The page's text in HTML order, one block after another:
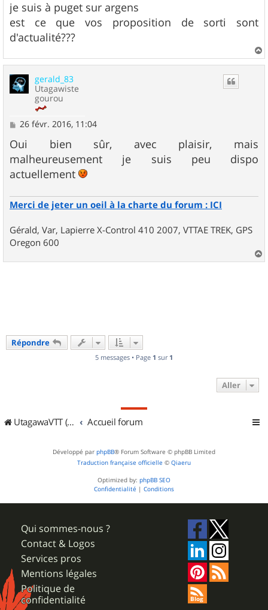
a
g
e
je suis à puget sur argens
est ce que vos proposition de sorti sont
d'actualité???
a
gerald_83
Utagawiste
gourou
M
s
s
a
g
e
26 févr. 2016, 11:04
Oui bien sûr, avec plaisir, mais
malheureusement je suis peu dispo
actuellement
Merci de jeter un oeil à la charte du forum : ICI
Gérald, Var, Lapierre X-Control 410 2007, VTTAE TREK, GPS
Oregon 600
a
Répondre
5 messages • Page 1 sur 1
Aller
UtagawaVTT (Randos VTT et VTTAE avec traces GPS) Accueil forum
Développé par phpBB® Forum Software © phpBB Limited
Traduction française officielle © Qiaeru
Optimized by: phpBB SEO
Confidentialité | Conditions
Qui sommes-nous ?
Contact & Logos
Services pros
Mentions légales
Politique de
confidentialité